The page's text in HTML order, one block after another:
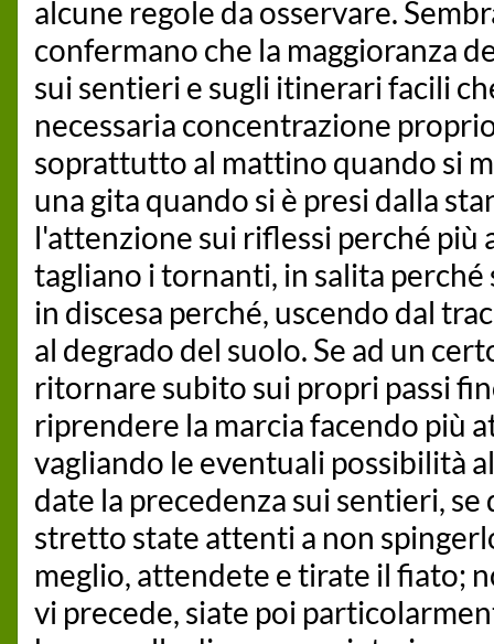
alcune regole da osservare.
confermano che la maggioranza
sui sentieri e sugli itinerari facili
necessaria concentrazione
soprattutto al mattino quando si
una gita quando si è presi dalla
l'attenzione sui riflessi perché più
tagliano i tornanti, in salita
in discesa perché, uscendo dal
al degrado del suolo. Se ad un
ritornare subito sui propri passi
riprendere la marcia facendo più
vagliando le eventuali possibilità
date la precedenza sui sentieri,
stretto state attenti a non
meglio, attendete e tirate il fiato;
vi precede, siate poi